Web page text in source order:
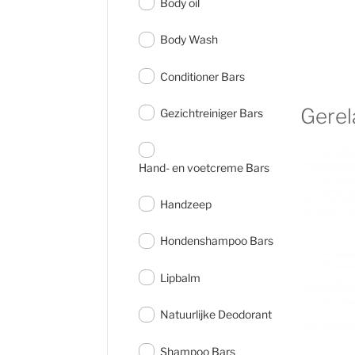
Body Wash
Conditioner Bars
Gezichtreiniger Bars
Hand- en voetcreme Bars
Handzeep
Hondenshampoo Bars
Lipbalm
Natuurlijke Deodorant
Shampoo Bars